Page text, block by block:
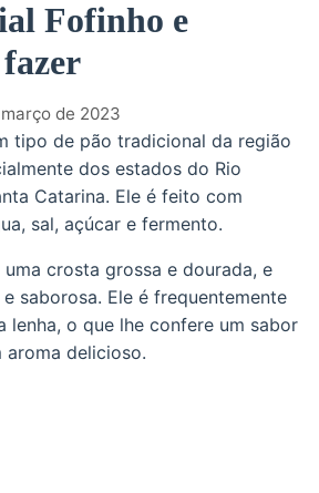
Fofinho e
de 2023
tipo de pão tradicional da região
dos estados do Rio
Catarina. Ele é feito com
sal, açúcar e fermento.
crosta grossa e dourada, e
saborosa. Ele é frequentemente
lenha, o que lhe confere um sabor
delicioso.